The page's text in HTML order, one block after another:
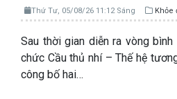
Thứ Tư, 05/08/26 11:12 Sáng Khỏe
Sau thời gian diễn ra vòng
chức Cầu thủ nhí – Thế hệ
công bố hai…